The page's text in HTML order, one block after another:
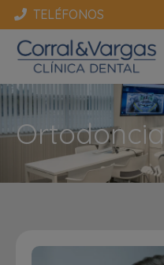
TELÉFONOS
Ortodoncia